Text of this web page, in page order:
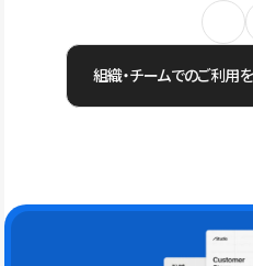
組織・チームでのご利用